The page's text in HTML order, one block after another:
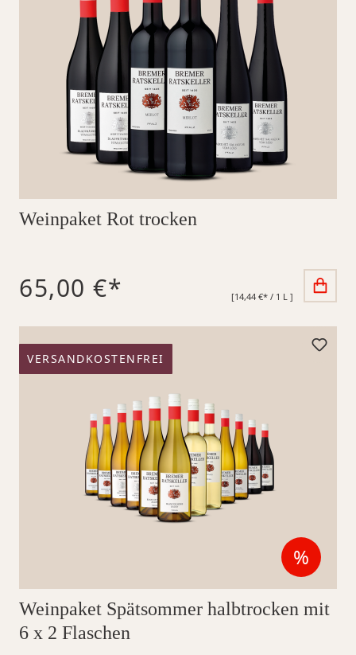
Weinpaket Rot trocken
65,00 €* [14,44 €* / 1 L ]
VERSANDKOSTENFREI
%
Weinpaket Spätsommer halbtrocken mit
6 x 2 Flaschen